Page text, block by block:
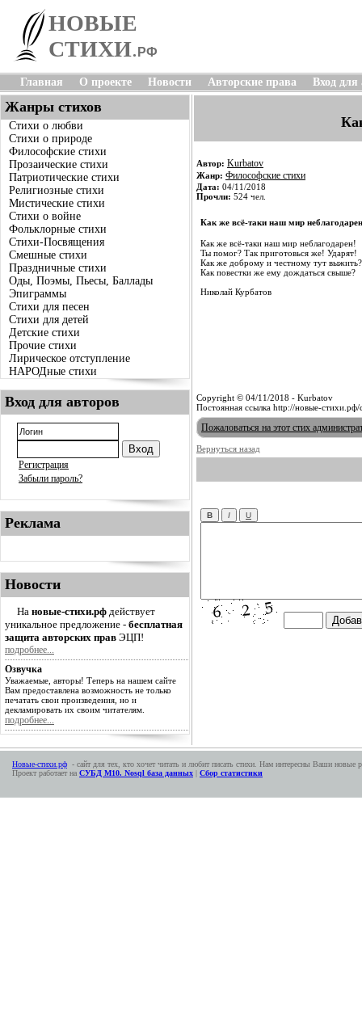
НОВЫЕ
СТИХИ. РФ
Главная О проекте Новости Авторские права Вход для
Жанры стихов
Стихи о любви
Стихи о природе
Философские стихи
Прозаические стихи
Патриотические стихи
Религиозные стихи
Мистические стихи
Стихи о войне
Фольклорные стихи
Стихи-Посвящения
Смешные стихи
Праздничные стихи
Оды, Поэмы, Пьесы, Баллады
Эпиграммы
Стихи для песен
Стихи для детей
Детские стихи
Прочие стихи
Лирическое отступление
НАРОДные стихи
Вход для авторов
Регистрация
Забыли пароль?
Реклама
Новости
На новые-стихи.рф действует
уникальное предложение - бесплатная
защита авторских прав ЭЦП!
подробнее...
Озвучка
Уважаемые, авторы! Теперь на нашем сайте
Вам предоставлена возможность не только
печатать свои произведения, но и
декламировать их своим читателям.
подробнее...
Автор: Kurbatov
Жанр: Философские стихи
Дата: 04/11/2018
Прочли: 524 чел.
Как же всё-таки наш мир
Как же всё-таки наш мир неблагодарен!
Ты помог? Так приготовься же! Ударят!
Как же доброму и честному тут выжить?
Как повестки же ему дождаться свыше?
Николай Курбатов
Copyright © 04/11/2018 - Kurbatov
Постоянная ссылка http://новые-стихи.рф/
Пожаловаться на этот стих
Вернуться назад
Новые-стихи.рф - сайт для тех, кто хочет читать и любит писать стихи. Нам интересны Ваши новые
Проект работает на СУБД М10. Nosql база данных | Сбор статистики